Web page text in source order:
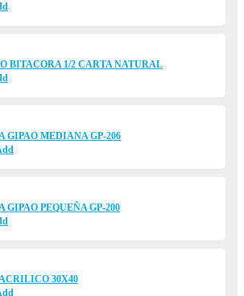
BITACORA 1/2 CARTA NATURAL
GIPAO MEDIANA GP-206
GIPAO PEQUEÑA GP-200
30X40